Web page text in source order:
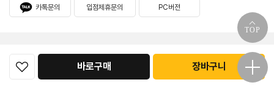
바로구매 장바구니
카톡문의 입점제휴문의 PC버전
굿뜨래몰소개 개인정보처리방침
TOP